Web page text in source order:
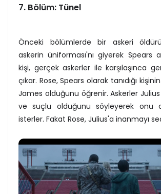
7. Bölüm: Tünel
Önceki bölümlerde bir askeri
askerin üniforması'nı giyerek Spears
kişi, gerçek askerler ile karşılaşınca
çıkar. Rose, Spears olarak tanıdığı
James olduğunu öğrenir. Askerler
ve suçlu olduğunu söyleyerek onu
isterler. Fakat Rose, Julius'a inanmayı